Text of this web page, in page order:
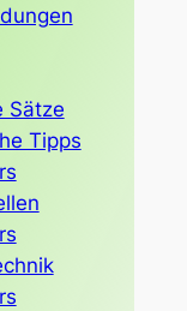
Sätze
Tipps